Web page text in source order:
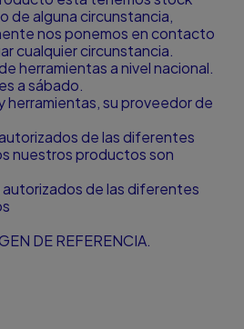
de alguna circunstancia,
nos ponemos en contacto
cualquier circunstancia.
herramientas a nivel nacional.
a sábado.
herramientas, su proveedor de
de las diferentes
nuestros productos son
de las diferentes
DE REFERENCIA.